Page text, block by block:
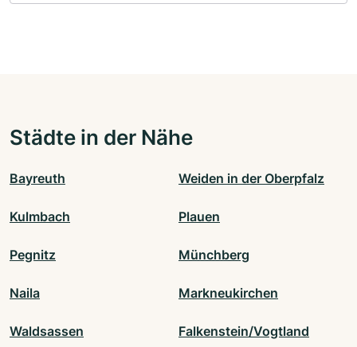
Städte in der Nähe
Bayreuth Weiden in der Oberpfalz
Kulmbach Plauen
Pegnitz Münchberg
Naila Markneukirchen
Waldsassen Falkenstein/Vogtland